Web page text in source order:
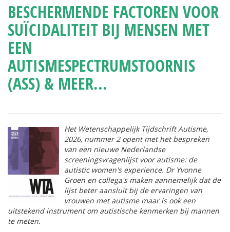
BESCHERMENDE FACTOREN VOOR
SUÏCIDALITEIT BIJ MENSEN MET
EEN
AUTISMESPECTRUMSTOORNIS
(ASS) & MEER...
Het Wetenschappelijk Tijdschrift Autisme,
2026, nummer 2 opent met het bespreken
van een nieuwe Nederlandse
screeningsvragenlijst voor autisme: de
autistic women's experience. Dr Yvonne
Groen en collega's maken aannemelijk dat de
lijst beter aansluit bij de ervaringen van
vrouwen met autisme maar is ook een
uitstekend instrument om autistische kenmerken bij mannen
te meten.